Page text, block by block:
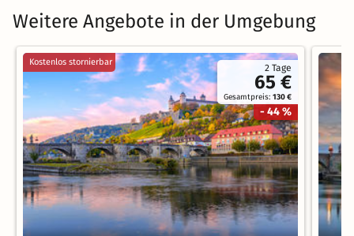
Weitere Angebote in der Umgebung
2 Tage
65 €
Gesamtpreis:130 €
- 44 %
Kostenlos stornierbar